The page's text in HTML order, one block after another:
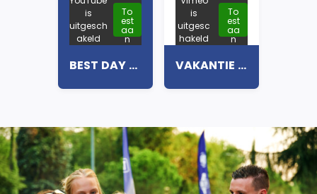
is
uitgesch
akeld
To
est
aa
n
BEST DAY WHILE WORKING FOR EUROCAMP (DUTCH SUBTITLES)
is
uitgesc
hakeld
To
est
aa
n
VAKANTIE VIEREN DOE JE ZO! (EUROCAMP OP SBS6)